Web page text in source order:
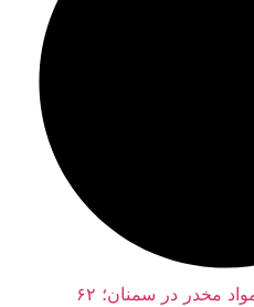
اجرا ۲ عملیات کشف مواد مخدر در سمنان؛ ۶۲